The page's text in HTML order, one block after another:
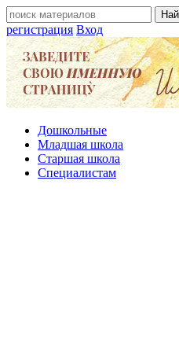
регистрация Вход
Дошкольные
Младшая школа
Старшая школа
Специалистам